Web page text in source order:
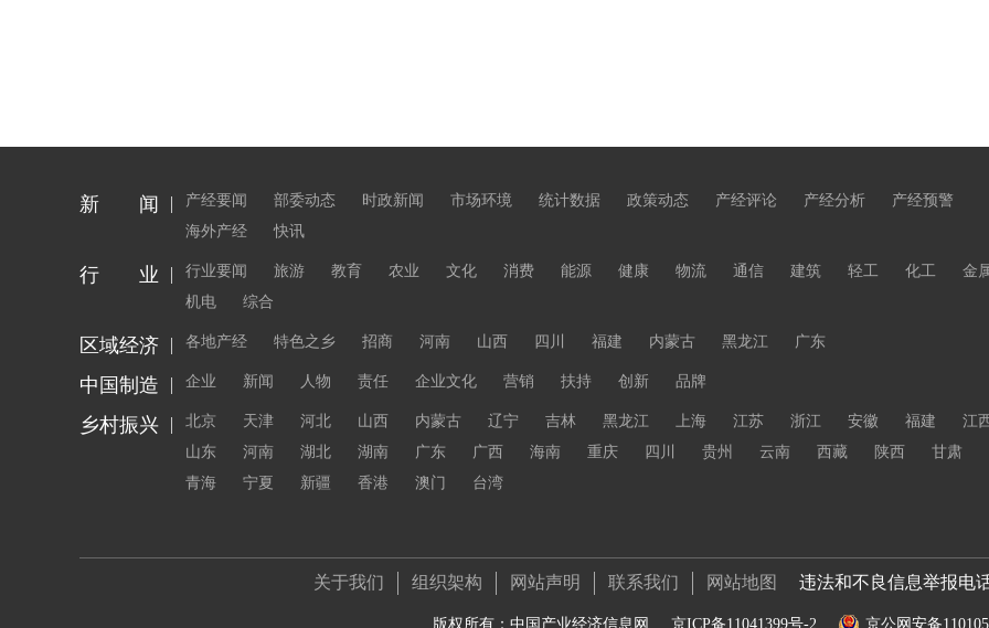
新 闻 产经要闻 部委动态 时政新闻 市场环境 统计数据 政策动态 产经评论 产经分析
产经预警
海外产经
快讯
行 业 行业要闻 旅游 教育 农业 文化 消费 能源 健康 物流 通信 建筑 轻工 化工
金
机电
综合
区域经济 各地产经 特色之乡 招商 河南 山西 四川 福建 内蒙古 黑龙江 广东
中国制造 企业 新闻 人物 责任 企业文化 营销 扶持 创新 品牌
乡村振兴 北京 天津 河北 山西 内蒙古 辽宁 吉林 黑龙江 上海 江苏 浙江 安徽 福建
江
山东
河南 湖北 湖南 广东 广西 海南 重庆 四川 贵州 云南 西藏 陕西
甘肃
青海
宁夏 新疆 香港 澳门 台湾
关于我们 组织架构 网站声明 联系我们 网站地图 违法和不良信息举报电
版权所有：中国产业经济信息网 京ICP备11041399号-2 京公网安备